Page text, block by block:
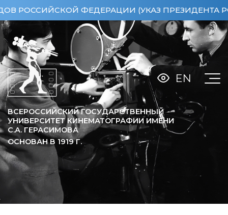
ФЕДЕРАЦИИ (УКАЗ ПРЕЗИДЕНТА РФ
ВСЕРОССИЙСКИЙ ГОСУДАРСТВЕННЫЙ
УНИВЕРСИТЕТ КИНЕМАТОГРАФИИ ИМЕНИ
С.А. ГЕРАСИМОВА
ОСНОВАН В 1919Г.
EN